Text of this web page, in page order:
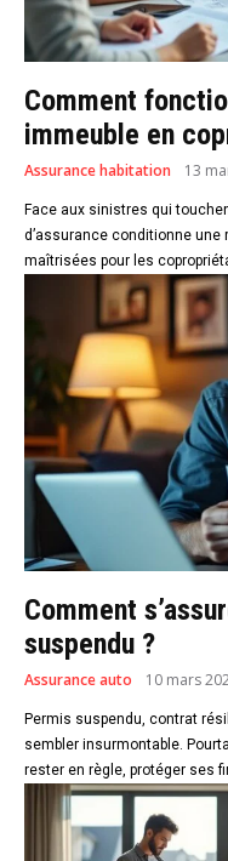
Comment
immeuble en
Assurance habitation 13
Face aux sinistres qui
d’assurance conditionne
maîtrisées pour les
Comment
suspendu ?
Assurance auto 10 mars
Permis suspendu, contrat
sembler insurmontable.
rester en règle, protéger ses